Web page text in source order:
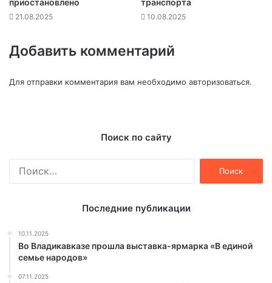
приостановлено
21.08.2025
транспорта
10.08.2025
Добавить комментарий
Для отправки комментария вам необходимо авторизоваться.
Поиск по сайту
Последние публикации
10.11.2025
Во Владикавказе прошла выставка-ярмарка «В единой
семье народов»
07.11.2025